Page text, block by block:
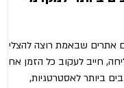
אתרים שבאמת רוצה להצליח
חייב לעקוב כל הזמן אחר
ביותר לאסטרטגיות,